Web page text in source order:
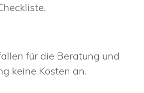
für die Beratung und
keine Kosten an.